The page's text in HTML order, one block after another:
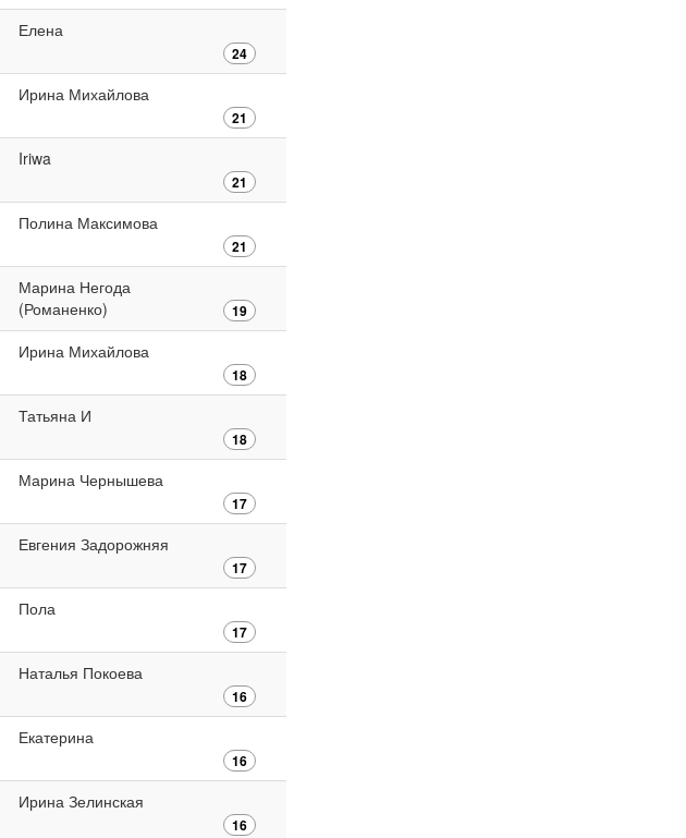
Елена
24
Ирина Михайлова
21
Iriwa
21
Полина Максимова
21
Марина Негода
(Романенко)
19
Ирина Михайлова
18
Татьяна И
18
Марина Чернышева
17
Евгения Задорожняя
17
Пола
17
Наталья Покоева
16
Екатерина
16
Ирина Зелинская
16